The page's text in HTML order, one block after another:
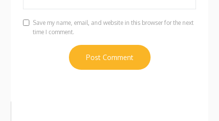
Save my name, email, and website in this browser for the next
time I comment.